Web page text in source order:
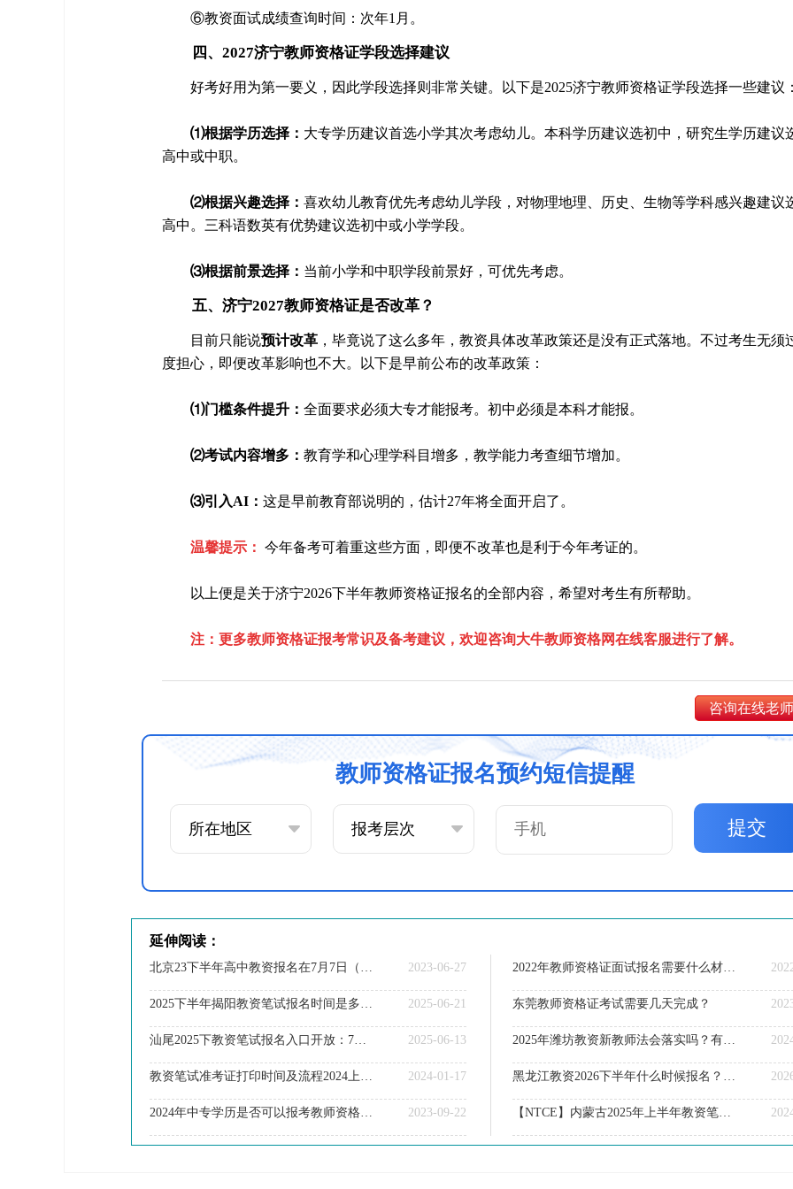
⑥教资面试成绩查询时间：次年1月。
四、2027济宁教师资格证学段选择建议
好考好用为第一要义，因此学段选择则非常关键。以下是2025济宁教师资格证学段选择一些建议
⑴根据学历选择： 大专学历建议首选小学其次考虑幼儿。本科学历建议选初中，研究生学历建议
高中或中职。
⑵根据兴趣选择： 喜欢幼儿教育优先考虑幼儿学段，对物理地理、历史、生物等学科感兴趣建议
高中。三科语数英有优势建议选初中或小学学段。
⑶根据前景选择： 当前小学和中职学段前景好，可优先考虑。
五、济宁2027教师资格证是否改革？
目前只能说预计改革 ，毕竟说了这么多年，教资具体改革政策还是没有正式落地。不过考生无须
度担心，即便改革影响也不大。以下是早前公布的改革政策：
⑴门槛条件提升： 全面要求必须大专才能报考。初中必须是本科才能报。
⑵考试内容增多： 教育学和心理学科目增多，教学能力考查细节增加。
⑶引入AI： 这是早前教育部说明的，估计27年将全面开启了。
温馨提示： 今年备考可着重这些方面，即便不改革也是利于今年考证的。
以上便是关于济宁2026下半年教师资格证报名的全部内容，希望对考生有所帮助。
注：更多教师资格证报考常识及备考建议，欢迎咨询大牛教师资格网在线客服进行了解。
咨询在线老师
教师资格证报名预约短信提醒
提交
延伸阅读：
2023-06-27
2025-06-21
2025-06-13
2024-01-17
2023-09-22
东莞教师资格证考试需要几天完成？